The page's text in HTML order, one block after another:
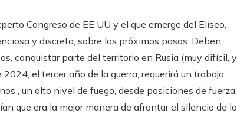
Congreso de EE UU y el que emerge del Elíseo,
y discreta, sobre los próximos pasos. Deben
conquistar parte del territorio en Rusia (muy difícil,
el tercer año de la guerra, requerirá un trabajo
, un alto nivel de fuego, desde posiciones de fuerza.
que era la mejor manera de afrontar el silencio de la